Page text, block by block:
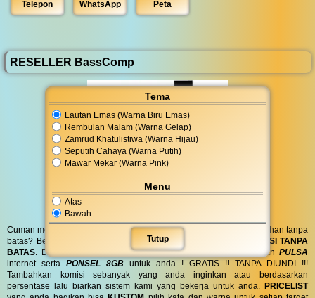
Tema
Lautan Emas (Warna Biru Emas)
Rembulan Malam (Warna Gelap)
Zamrud Khatulistiwa (Warna Hijau)
Seputih Cahaya (Warna Putih)
Mawar Mekar (Warna Pink)
Menu
Atas
Bawah
Tutup
Telepon WhatsApp Peta
RESELLER BassComp
Cuman modal posting di media sosial bisa dapat penghasilan tambahan tanpa
batas? Bergabung menjadi
RESELLERkami serta dapatkan
KOMISI TANPA
BATAS . Dapatkan BINGKISAN PARCELdi hari spesial anda danPULSA
internet serta PONSEL 8GB untuk anda ! GRATIS !! TANPA DIUNDI !!!
Tambahkan komisi sebanyak yang anda inginkan atau berdasarkan
persentase lalu biarkan sistem kami yang bekerja untuk anda. PRICELIST